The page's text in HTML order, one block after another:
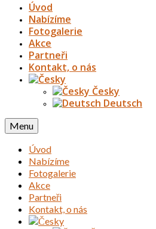
Úvod
Nabízíme
Fotogalerie
Akce
Partneři
Kontakt, o nás
Česky
Deutsch
Menu
Úvod
Nabízíme
Fotogalerie
Akce
Partneři
Kontakt, o nás